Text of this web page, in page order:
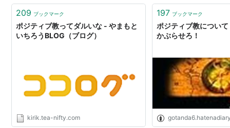
なったりするのは、人間として当然のことでは…
209 ブックマーク
ポジティブ教ってダルいな - やまもと
いちろうBLOG（ブログ）
kirik.tea-nifty.com
197 ブックマーク
ポジティブ教につい
かぶらせろ！